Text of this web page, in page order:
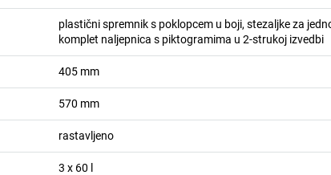
plastični spremnik s poklopcem u boji, stezaljke za
komplet naljepnica s piktogramima u 2-strukoj izvedbi
405 mm
570 mm
rastavljeno
3 x 60